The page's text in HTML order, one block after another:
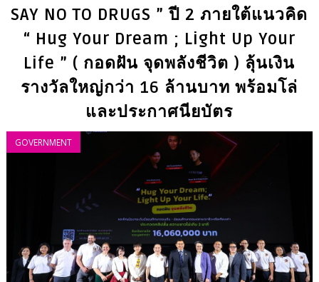
SAY NO TO DRUGS ” ปี 2 ภายใต้แนวคิด
“ Hug Your Dream ; Light Up Your
Life ” ( กอดฝัน จุดพลังชีวิต ) ลุ้นเงิน
รางวัลใหญ่กว่า 16 ล้านบาท พร้อมโล่
และประกาศนียบัตร
GOVERNMENT